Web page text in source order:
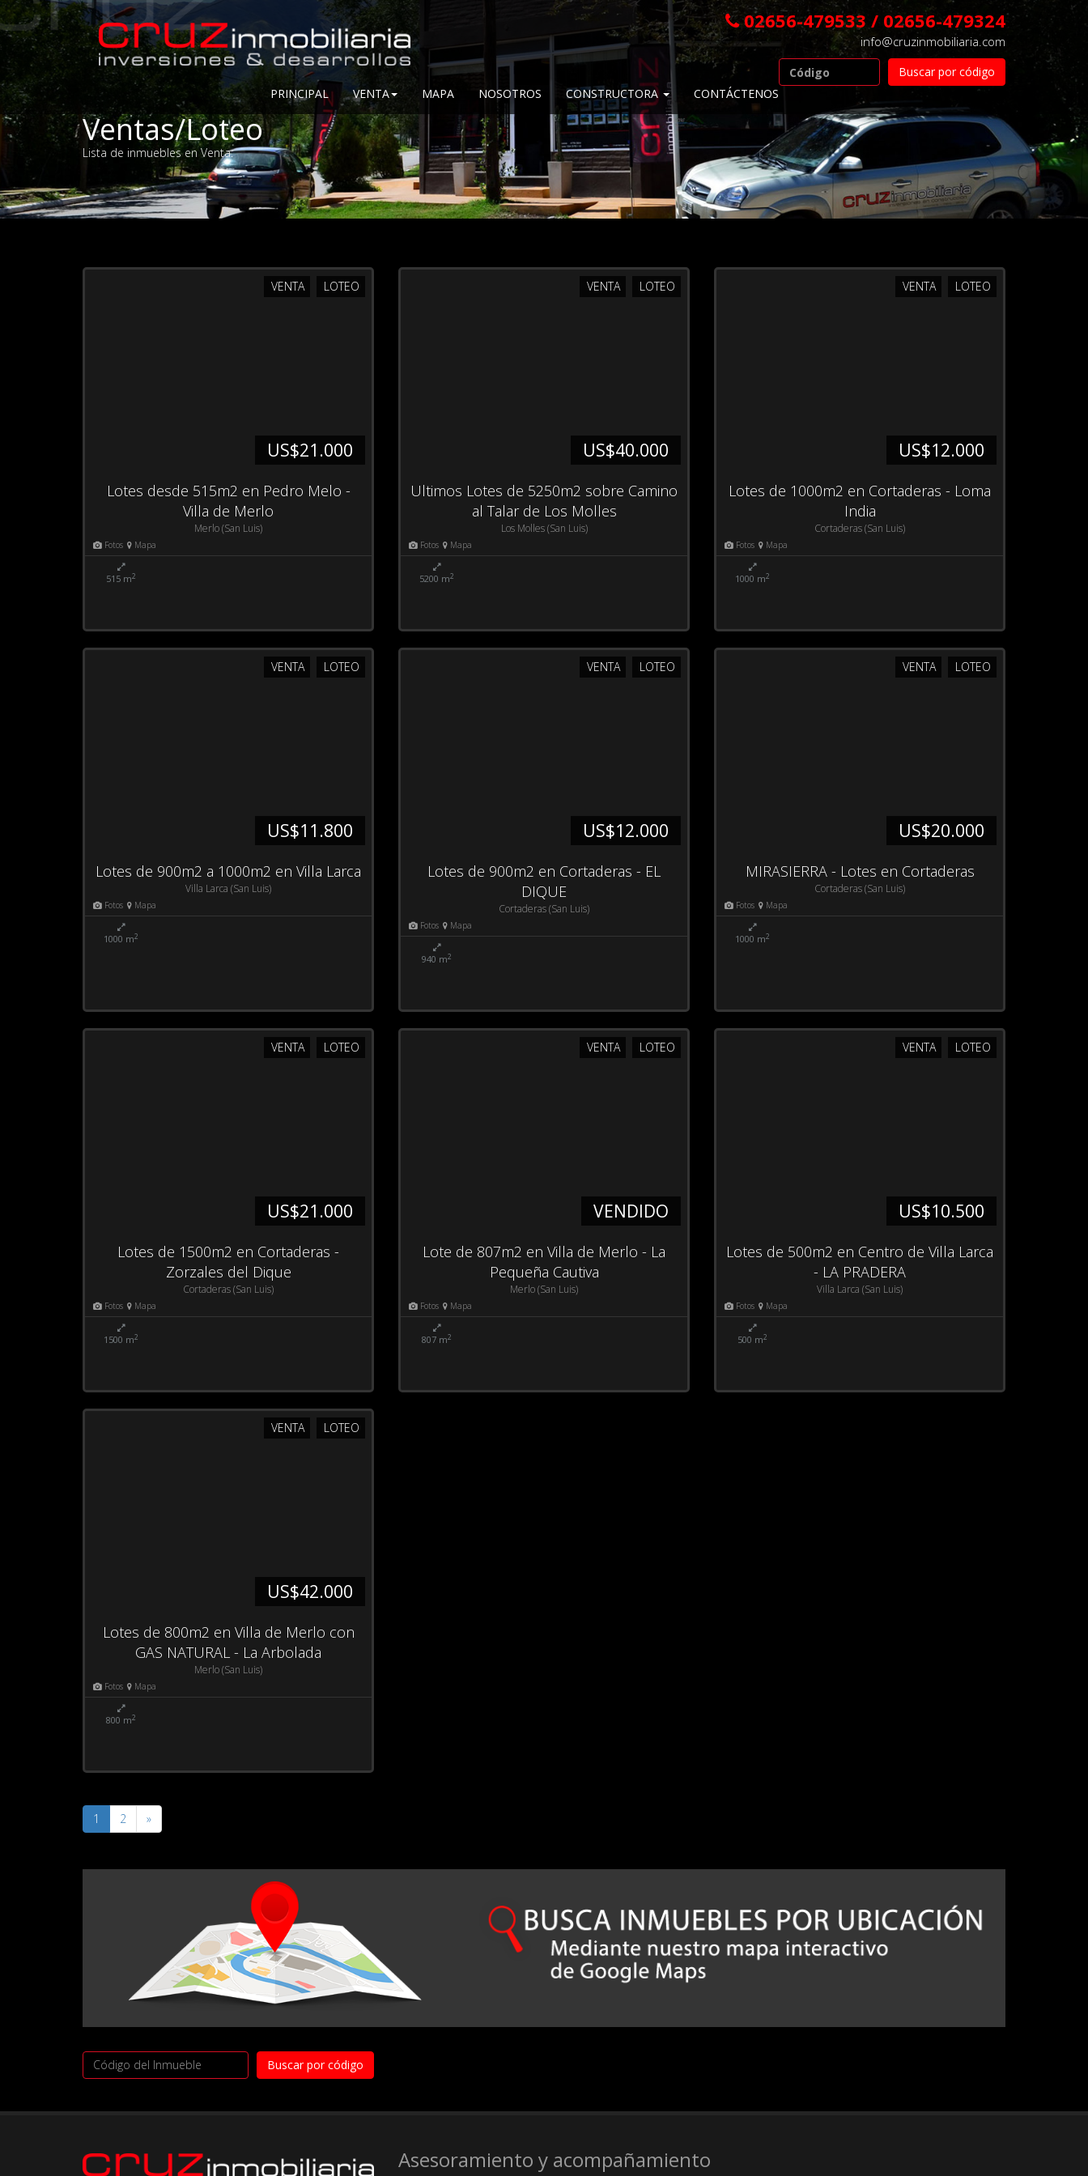
02656-479533 / 02656-479324
info@cruzinmobiliaria.com
PRINCIPAL VENTA MAPA NOSOTROS CONSTRUCTORA CONTÁCTENOS
Ventas/Loteo
Lista de inmuebles en Venta.
LOTEO
VENTA
US$21.000
Lotes desde 515m2 en Pedro Melo -
Villa de Merlo
Merlo (San Luis)
Fotos Mapa
515 m2
LOTEO
VENTA
US$40.000
Ultimos Lotes de 5250m2 sobre Camino
al Talar de Los Molles
Los Molles (San Luis)
Fotos Mapa
5200 m2
LOTEO
VENTA
US$12.000
Lotes de 1000m2 en Cortaderas - Loma
India
Cortaderas (San Luis)
Fotos Mapa
1000 m2
LOTEO
VENTA
US$11.800
Lotes de 900m2 a 1000m2 en Villa Larca
Villa Larca (San Luis)
Fotos Mapa
1000 m2
LOTEO
VENTA
US$12.000
Lotes de 900m2 en Cortaderas - EL
DIQUE
Cortaderas (San Luis)
Fotos Mapa
940 m2
LOTEO
VENTA
US$20.000
MIRASIERRA - Lotes en Cortaderas
Cortaderas (San Luis)
Fotos Mapa
1000 m2
LOTEO
VENTA
US$21.000
Lotes de 1500m2 en Cortaderas -
Zorzales del Dique
Cortaderas (San Luis)
Fotos Mapa
1500 m2
LOTEO
VENTA
VENDIDO
Lote de 807m2 en Villa de Merlo - La
Pequeña Cautiva
Merlo (San Luis)
Fotos Mapa
807 m2
LOTEO
VENTA
US$10.500
Lotes de 500m2 en Centro de Villa Larca
- LA PRADERA
Villa Larca (San Luis)
Fotos Mapa
500 m2
LOTEO
VENTA
US$42.000
Lotes de 800m2 en Villa de Merlo con
GAS NATURAL - La Arbolada
Merlo (San Luis)
Fotos Mapa
800 m2
1 2 »
Asesoramiento y acompañamiento